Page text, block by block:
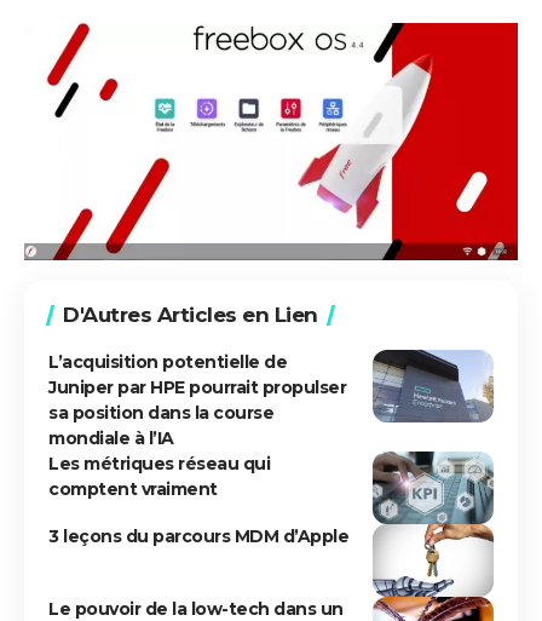
D'Autres Articles en Lien
L’acquisition potentielle de
Juniper par HPE pourrait propulser
sa position dans la course
mondiale à l’IA
Les métriques réseau qui
comptent vraiment
3 leçons du parcours MDM d’Apple
Le pouvoir de la low-tech dans un